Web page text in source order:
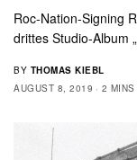
Roc-Nation-Signing
drittes Studio-Album
BY THOMAS KIEBL
AUGUST 8, 2019
2